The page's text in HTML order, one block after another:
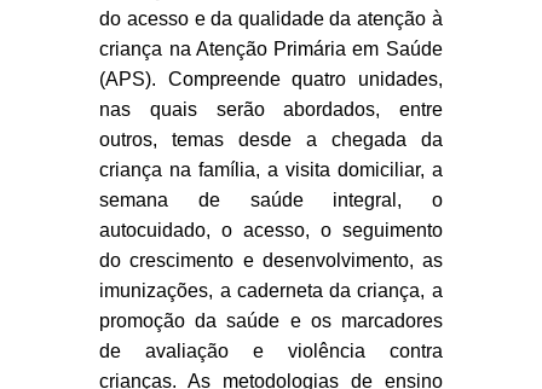
do acesso e da qualidade da atenção à
criança na Atenção Primária em Saúde
(APS). Compreende quatro unidades,
nas quais serão abordados, entre
outros, temas desde a chegada da
criança na família, a visita domiciliar, a
semana de saúde integral, o
autocuidado, o acesso, o seguimento
do crescimento e desenvolvimento, as
imunizações, a caderneta da criança, a
promoção da saúde e os marcadores
de avaliação e violência contra
crianças. As metodologias de ensino